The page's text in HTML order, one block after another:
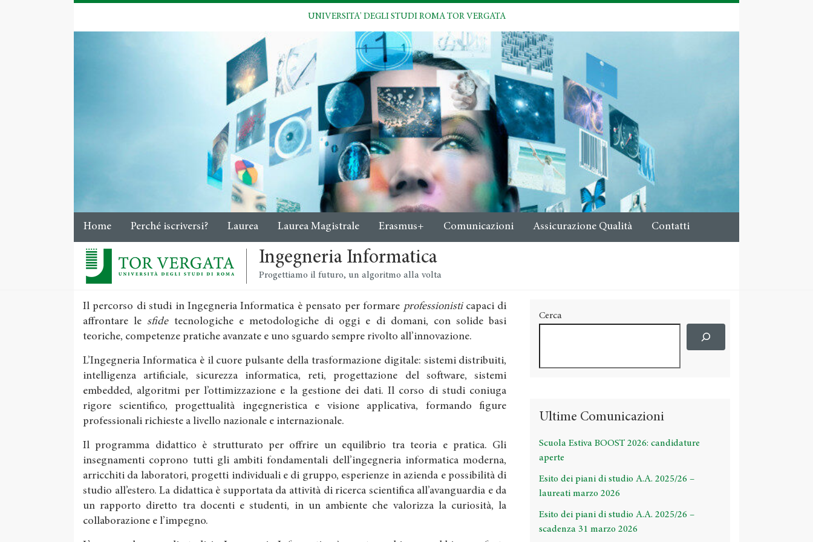
UNIVERSITA' DEGLI STUDI ROMA TOR VERGATA
Home Perché iscriversi? Laurea Laurea Magistrale Erasmus+ Comunicazioni Assicurazione Qualità Contatti
Ingegneria Informatica
Progettiamo il futuro, un algoritmo alla volta
Il percorso di studi in Ingegneria Informatica è pensato per formare professionisticapaci di
affrontare le sfidetecnologiche e metodologiche di oggi e di domani, con solide basi
teoriche, competenze pratiche avanzate e uno sguardo sempre rivolto all’innovazione.
L’Ingegneria Informatica è il cuore pulsante della trasformazione digitale: sistemi distribuiti,
intelligenza artificiale, sicurezza informatica, reti, progettazione del software, sistemi
embedded, algoritmi per l’ottimizzazione e la gestione dei dati. Il corso di studi coniuga
rigore scientifico, progettualità ingegneristica e visione applicativa, formando figure
professionali richieste a livello nazionale e internazionale.
Il programma didattico è strutturato per offrire un equilibrio tra teoria e pratica. Gli
insegnamenti coprono tutti gli ambiti fondamentali dell’ingegneria informatica moderna,
arricchiti da laboratori, progetti individuali e di gruppo, esperienze in azienda e possibilità di
studio all’estero. La didattica è supportata da attività di ricerca scientifica all’avanguardia e da
un rapporto diretto tra docenti e studenti, in un ambiente che valorizza la curiosità, la
collaborazione e l’impegno.
Cerca
Ultime Comunicazioni
Scuola Estiva BOOST 2026: candidature
aperte
Esito dei piani di studio A.A. 2025/26 –
laureati marzo 2026
Esito dei piani di studio A.A. 2025/26 –
scadenza 31 marzo 2026